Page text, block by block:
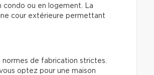
ou en logement. La
cour extérieure permettant
de fabrication strictes.
optez pour une maison